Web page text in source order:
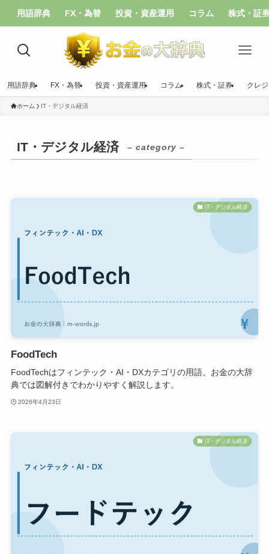
用語辞典 FX・為替 投資・資産運用 コラム 株式・証
用語辞典 FX・為替 投資・資産運用 コラム 株式・証券 クレ
ホーム IT・デジタル経済
IT・デジタル経済 – category –
IT・デジタル経済
FoodTech
FoodTechはフィンテック・AI・DXカテゴリの用語。お金の大辞
典では図解付きでわかりやすく解説します。
2026年4月23日
IT・デジタル経済